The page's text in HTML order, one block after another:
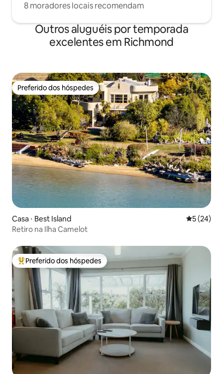
8 moradores locais recomendam
Outros aluguéis por temporada
excelentes em Richmond
Preferido dos hóspedes
Preferido dos hóspedes
Casa ⋅ Best Island 5 de uma
5 (24)
Retiro na Ilha Camelot
Entre os melhores preferidos dos hóspedes
Preferido dos hóspedes